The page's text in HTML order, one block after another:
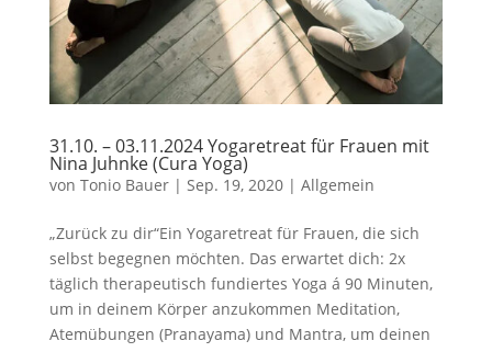
31.10. – 03.11.2024 Yogaretreat für Frauen mit
Nina Juhnke (Cura Yoga)
von Tonio Bauer| Sep. 19, 2020| Allgemein
„Zurück zu dir“Ein Yogaretreat für Frauen, die sich
selbst begegnen möchten. Das erwartet dich: 2x
täglich therapeutisch fundiertes Yoga á 90 Minuten,
um in deinem Körper anzukommen Meditation,
Atemübungen (Pranayama) und Mantra, um deinen